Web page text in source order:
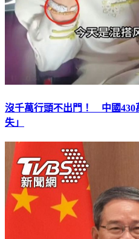
沒千萬行頭不出門！ 中國430